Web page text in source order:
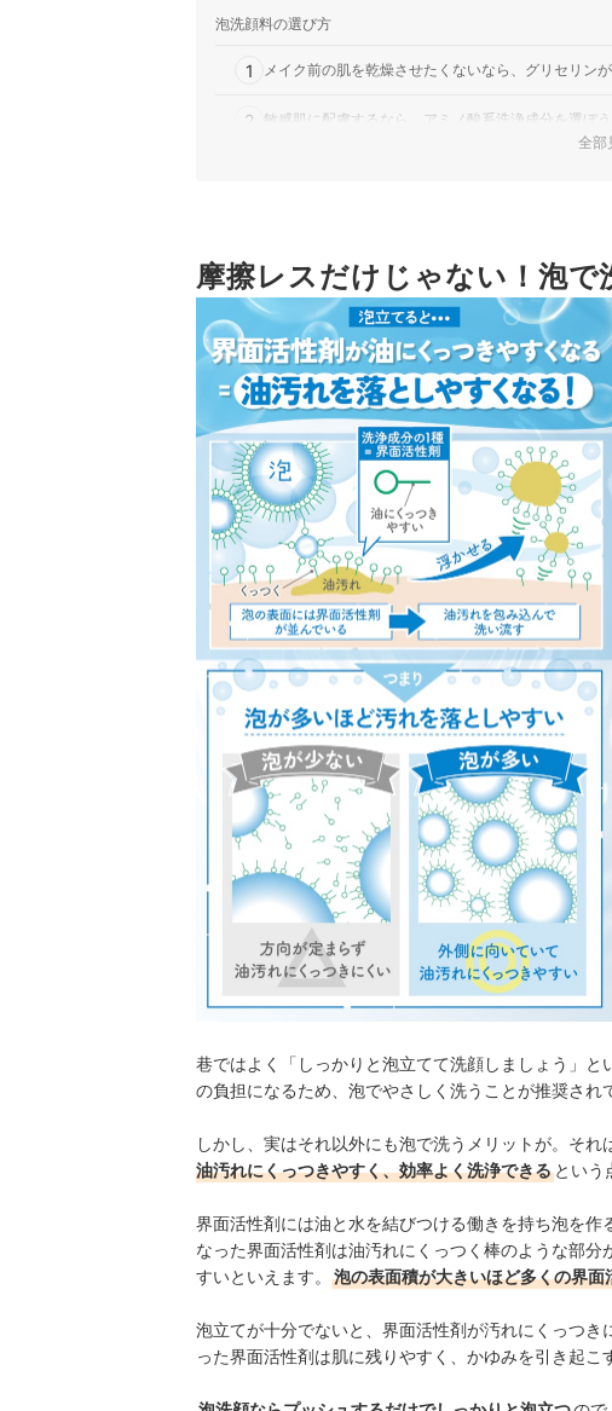
泡洗顔料の選び方
1 メイク前の肌を乾燥させたくないなら、グリセリン
2 敏感肌に配慮するなら、アミノ酸系洗浄成分を選ぼう
売れ筋の人気泡洗顔料全29商品を徹底比較！
正しい洗顔方法は？
エアゾール缶の処理方法を確認しよう
洗顔のあとはしっかりうるおいを補給！保湿アイテムもチェ
泡洗顔料の売れ筋ランキングもチェック！
全部
摩擦レスだけじゃない！泡で
巷ではよく「しっかりと泡立てて洗顔しましょう」
の負担になるため、泡でやさしく洗うことが推奨され
しかし、実はそれ以外にも泡で洗うメリットが。それ
油汚れにくっつきやすく、効率よく洗浄できる という
界面活性剤には油と水を結びつける働きを持ち泡を
なった界面活性剤は油汚れにくっつく棒のような部
すいといえます。
泡の表面積が大きいほど多くの界
泡立てが十分でないと、界面活性剤が汚れにくっつ
った界面活性剤は肌に残りやすく、かゆみを引き起こ